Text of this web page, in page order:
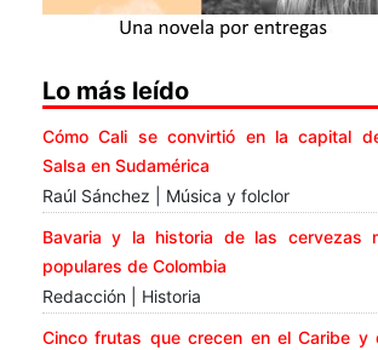
Lo más leído
Cómo Cali se convirtió en la capital
Salsa en Sudamérica
Raúl Sánchez | Música y folclor
Bavaria y la historia de las cervezas
populares de Colombia
Redacción | Historia
Cinco frutas que crecen en el Caribe y